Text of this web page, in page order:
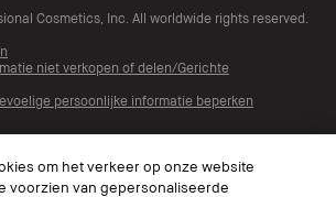
Cosmetics, Inc. All worldwide rights reserved.
niet verkopen of delen/Gerichte
persoonlijke informatie beperken
om het verkeer op onze website
voorzien van gepersonaliseerde